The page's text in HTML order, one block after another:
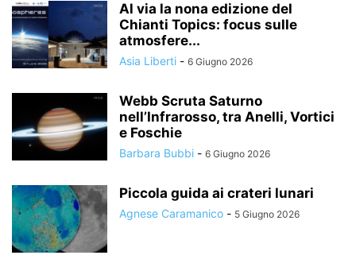
Al via la nona edizione del
Chianti Topics: focus sulle
atmosfere...
Asia Liberti - 6 Giugno 2026
Webb Scruta Saturno
nell’Infrarosso, tra Anelli, Vortici
e Foschie
Barbara Bubbi - 6 Giugno 2026
Piccola guida ai crateri lunari
Agnese Caramanico - 5 Giugno 2026